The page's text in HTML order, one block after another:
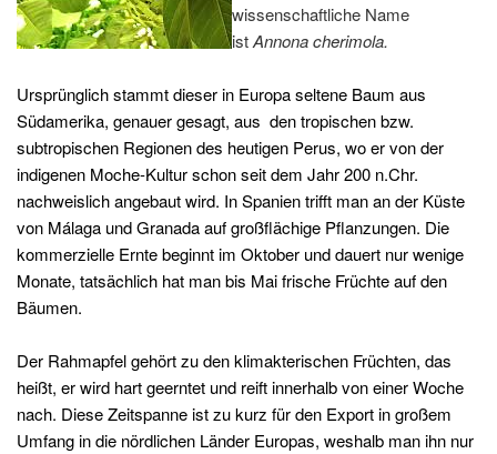
wissenschaftliche Name
istAnnona cherimola.
Ursprünglich stammt dieser in Europa seltene Baum aus
Südamerika, genauer gesagt, aus den tropischen bzw.
subtropischen Regionen des heutigen Perus, wo er von der
indigenen Moche-Kultur schon seit dem Jahr 200 n.Chr.
nachweislich angebaut wird. In Spanien trifft man an der Küste
von Málaga und Granada auf großflächige Pflanzungen. Die
kommerzielle Ernte beginnt im Oktober und dauert nur wenige
Monate, tatsächlich hat man bis Mai frische Früchte auf den
Bäumen.
Der Rahmapfel gehört zu den klimakterischen Früchten, das
heißt, er wird hart geerntet und reift innerhalb von einer Woche
nach. Diese Zeitspanne ist zu kurz für den Export in großem
Umfang in die nördlichen Länder Europas, weshalb man ihn nur